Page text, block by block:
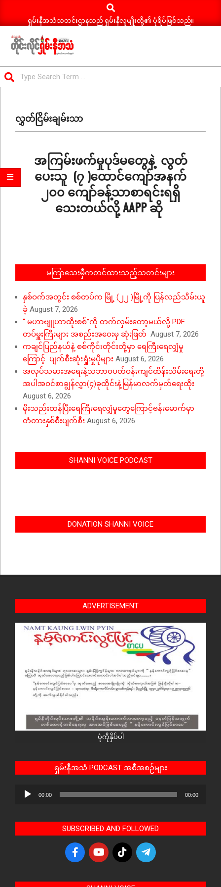
Search
ရှမ်းနီအသံသတင်းဌာနသည် ရှမ်းနီလူမျိုးတို့၏ ပုံရိပ်ဖြစ်သည်။
ရှမ်း
နီ
သတင်း
Menuလွှတ်ငြိမ်းချမ်းသာ
အကြမ်းဖက်မှုပုဒ်မတွေနဲ့ လွတ်
ပေးသူ (၇ )ထောင်ကျော်အနက်
၂၀၀ ကျော်ခန့်သာစာရင်းရရှိ
သေးတယ်လို့ AAPP ဆို
မကြာသေးမှီကတင်ထားသည့်သတင်းများ
နှစ်ဝက်အတွင်း စစ်တပ်က မြို့ (၂၂ )မြို့ကို ပြန်လည်သိမ်းယူ
ခဲ့ August 7, 2026
“ မဟာဗျူဟာထိုးစစ်”ကို တက်လှမ်းတော့မယ်လို့ PDF
တပ်မှူးကြီးများ အစည်းအဝေးမှ ဆုံးဖြတ် August 7, 2026
ကချင်ပြည်နယ်နဲ့ စစ်ကိုင်းတိုင်းတို့မှာ ရေကြီးရေလျှံမှု
ကြောင့် ပျက်စီးဆုံးရှုံးမှုပိုများ August 6, 2026
အလုပ်သမားအရေးနဲ့သဘာဝပတ်ဝန်းကျင်ထိန်းသိမ်းရေးတို့
အပါအဝင်စာချွန်လွှာ(၄)ခုထိုင်းနဲ့မြန်မာလက်မှတ်ရေးထိုး
August 6, 2026
မိုးသည်းထန်ပြီးရေကြီးရေလျှံမှုတွေကြောင့်ဗန်းမောက်မှာ
တံတားနှစ်စီးပျက်စီး August 6, 2026
SHANNI VOICE PODCAST
DONATION SHANNI VOICE
ADVERTISEMENT
ပုံကိုနှိပ်ပါ
ရှမ်းနီအသံ PODCAST အစီအစဉ်များ
Audio
00:00 00:00
SUBSCRIBED AND FOLLOWED